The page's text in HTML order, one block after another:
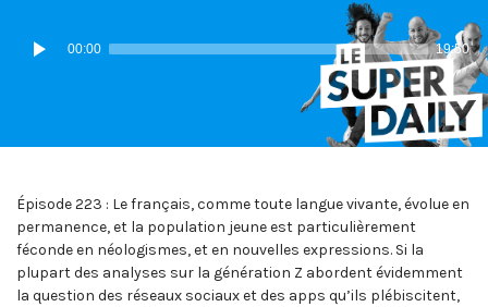
Lecteur
audio
00:00 19:50
Épisode 223 : Le français, comme toute langue vivante, évolue en
permanence, et la population jeune est particulièrement
féconde en néologismes, et en nouvelles expressions. Si la
plupart des analyses sur la génération Z abordent évidemment
la question des réseaux sociaux et des apps qu’ils plébiscitent,